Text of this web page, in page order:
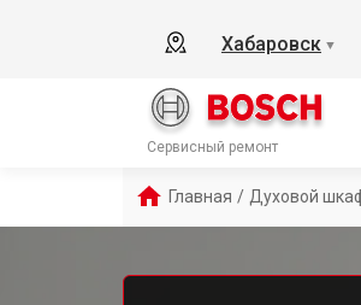
Хабаровск ▼
Сервисный ремонт
Главная / Духовой